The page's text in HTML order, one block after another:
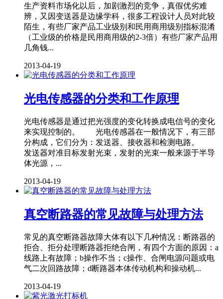
生产资料市场化以后，加剧激烈的竞争，真假优劣难
辨，又因变送器是边缘学科，很多工程设计人员对此较
陌生，有些厂家产品工业级别和民用商用级别指标混淆
（工业级的价格是民用商用级的2-3倍）有些厂家产品用
几角钱...
2013-04-19
光电传感器的分类和工作原理
光电传感器是通过把光强度的变化转换成电信号的变化
来实现控制的。 光电传感器在一般情况下，有三部
分构成，它们分为：发送器、接收器和检测电路。
发送器对准目标发射光束，发射的光束一般来源于半导
体光源，...
2013-04-19
真空断路器的常见故障与处理方法
常见的真空断路器故障大体有以下几种情况：断路器的
拒合、拒分处理断路器拒绝合闸，有四个方面的原因：a
线路上有故障；b操作不当；c操作、合闸电源问题或电
气二次回路故障；d断路器本体传动机构和操动机...
2013-04-19